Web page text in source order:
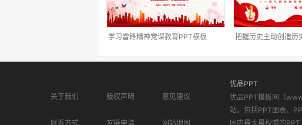
学习雷锋精神党课教育PPT模板 把握历史主动创造历
关于我们 版权声明 意见建议
联系方式 友链申请 网站地图
优品PPT
优品PPT模板网（
站。包括PPT图表、
国内最大最权威的PPT